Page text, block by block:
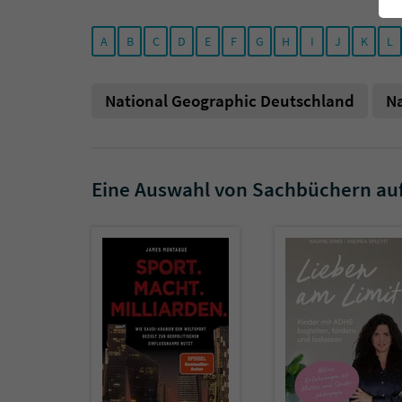
A B C D E F G H I J K L
National Geographic Deutschland
Eine Auswahl von Sachbüchern